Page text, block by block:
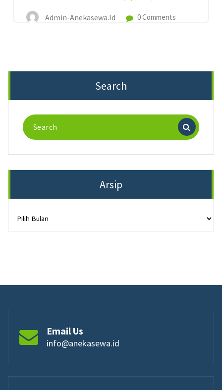
Admin-Anekasewa.id 0 Comments
Search
Search
for:
Arsip
Email Us
info@anekasewa.id